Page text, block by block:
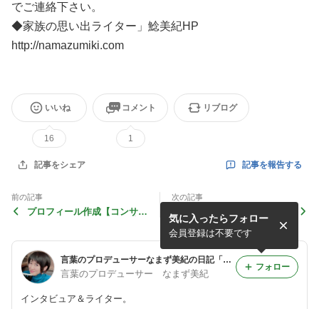
でご連絡下さい。
◆家族の思い出ライター」鯰美紀HP
http://namazumiki.com
いいね
16
コメント
1
リブログ
記事をシェア 記事を報告する
前の記事
プロフィール作成【コンサル
ん】
次の記事
かさこ塾フェスタ東京・出展
者紹介㉔ 鯰美紀（なまずみ
き）
言葉のプロデューサーなまず美紀の日記「先生あのね」
言葉のプロデューサー なまず美紀
インタビュア＆ライター。
気に入ったらフォロー
会員登録は不要です
フォロー